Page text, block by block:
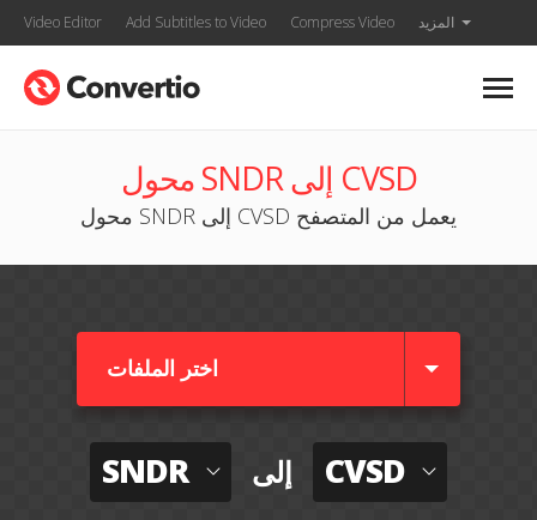
Video Editor Add Subtitles to Video Compress Video المزيد
محول SNDR إلى CVSD
محول SNDR إلى CVSD يعمل من المتصفح
اختر الملفات
SNDR إلى CVSD